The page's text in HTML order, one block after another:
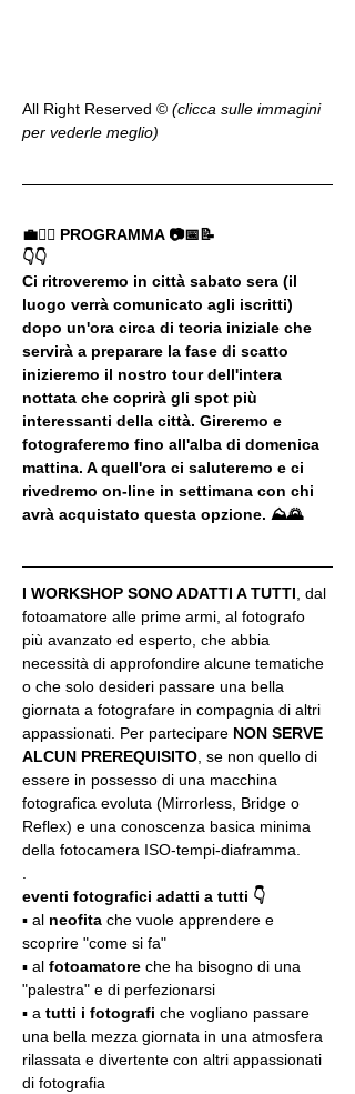
All Right Reserved ©️ (clicca sulle immagini
per vederle meglio)
💼🚶‍♂️ PROGRAMMA 📷📅📝
👇👇
Ci ritroveremo in città sabato sera (il
luogo verrà comunicato agli iscritti)
dopo un'ora circa di teoria iniziale che
servirà a preparare la fase di scatto
inizieremo il nostro tour dell'intera
nottata che coprirà gli spot più
interessanti della città. Gireremo e
fotograferemo fino all'alba di domenica
mattina. A quell'ora ci saluteremo e ci
rivedremo on-line in settimana con chi
avrà acquistato questa opzione. ⛰🌄
I WORKSHOP SONO ADATTI A TUTTI , dal
fotoamatore alle prime armi, al fotografo
più avanzato ed esperto, che abbia
necessità di approfondire alcune tematiche
o che solo desideri passare una bella
giornata a fotografare in compagnia di altri
appassionati. Per partecipare NON SERVE
ALCUN PREREQUISITO , se non quello di
essere in possesso di una macchina
fotografica evoluta (Mirrorless, Bridge o
Reflex) e una conoscenza basica minima
della fotocamera ISO-tempi-diaframma.
eventi fotografici adatti a tutti 👇
▪️ al neofita che vuole apprendere e
scoprire "come si fa"
▪️ al fotoamatore che ha bisogno di una
"palestra" e di perfezionarsi
▪️ a tutti i fotografi che vogliano passare
una bella mezza giornata in una atmosfera
rilassata e divertente con altri appassionati
di fotografia